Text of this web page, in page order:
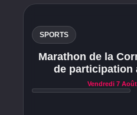
SPORTS
Marathon de la
de participation
Vendredi 7